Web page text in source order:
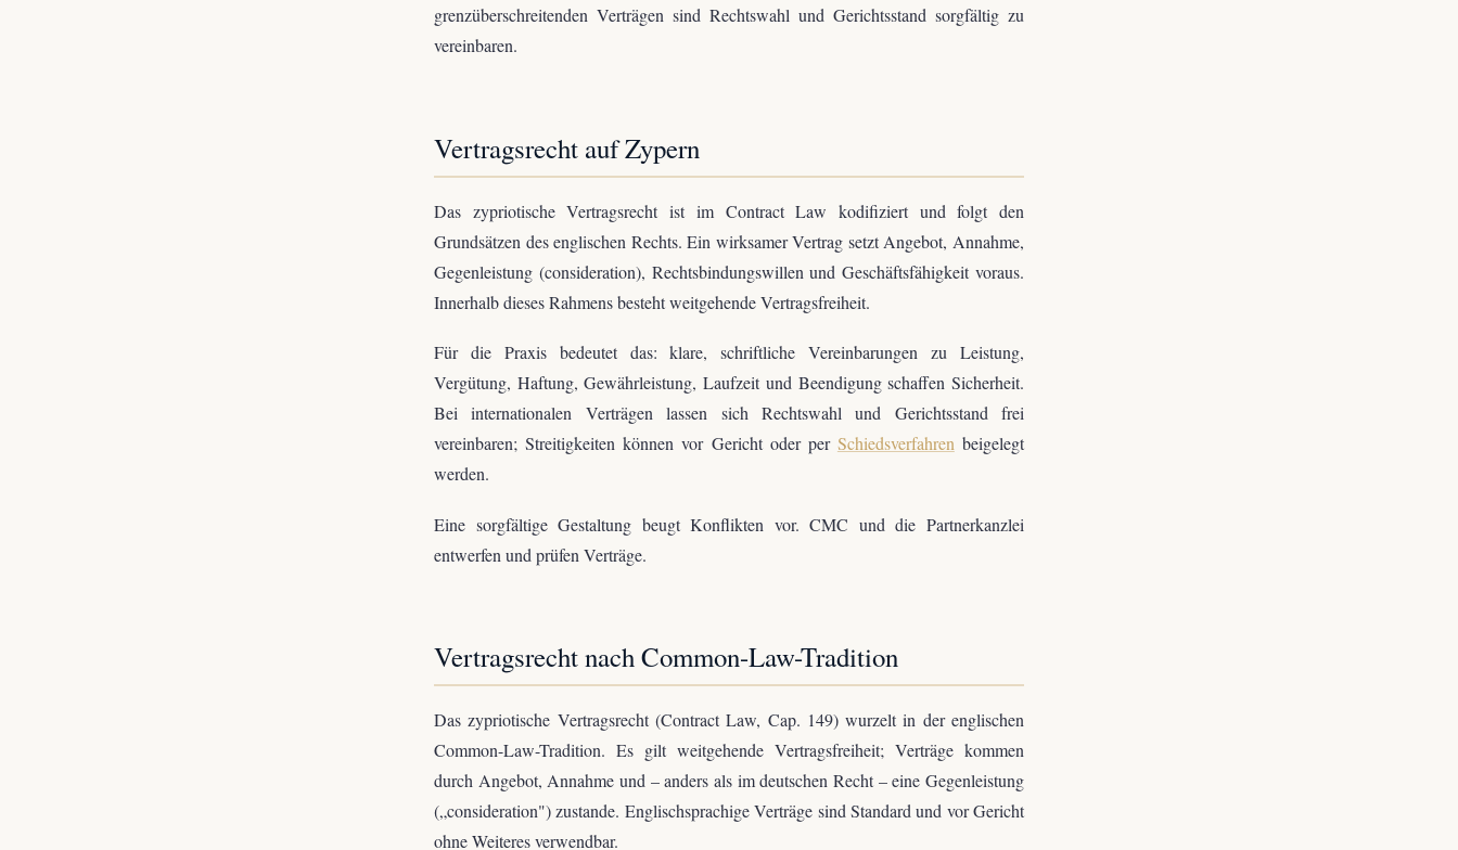
grenzüberschreitenden Verträgen sind Rechtswahl und Gerichtsstand sorgfältig zu
vereinbaren.
Vertragsrecht auf Zypern
Das zypriotische Vertragsrecht ist im Contract Law kodifiziert und folgt den
Grundsätzen des englischen Rechts. Ein wirksamer Vertrag setzt Angebot, Annahme,
Gegenleistung (consideration), Rechtsbindungswillen und Geschäftsfähigkeit voraus.
Innerhalb dieses Rahmens besteht weitgehende Vertragsfreiheit.
Für die Praxis bedeutet das: klare, schriftliche Vereinbarungen zu Leistung,
Vergütung, Haftung, Gewährleistung, Laufzeit und Beendigung schaffen Sicherheit.
Bei internationalen Verträgen lassen sich Rechtswahl und Gerichtsstand frei
vereinbaren; Streitigkeiten können vor Gericht oder per Schiedsverfahrenbeigelegt
werden.
Eine sorgfältige Gestaltung beugt Konflikten vor. CMC und die Partnerkanzlei
entwerfen und prüfen Verträge.
Vertragsrecht nach Common-Law-Tradition
Das zypriotische Vertragsrecht (Contract Law, Cap. 149) wurzelt in der englischen
Common-Law-Tradition. Es gilt weitgehende Vertragsfreiheit; Verträge kommen
durch Angebot, Annahme und – anders als im deutschen Recht – eine Gegenleistung
(„consideration") zustande. Englischsprachige Verträge sind Standard und vor Gericht
ohne Weiteres verwendbar.